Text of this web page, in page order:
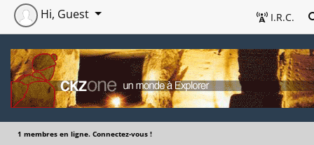
I.R.C.
Hi, Guest
1 membres en ligne. Connectez-vous !